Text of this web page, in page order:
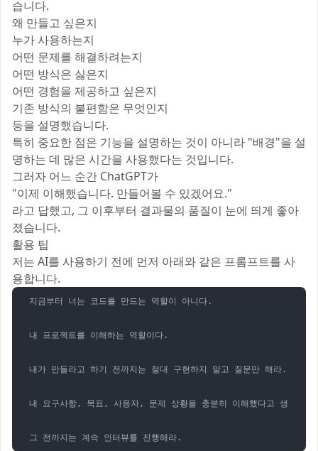
습니다.
왜 만들고 싶은지
누가 사용하는지
어떤 문제를 해결하려는지
어떤 방식은 싫은지
어떤 경험을 제공하고 싶은지
기존 방식의 불편함은 무엇인지
등을 설명했습니다.
특히 중요한 점은 기능을 설명하는 것이 아니라 "배경"을 설
명하는 데 많은 시간을 사용했다는 것입니다.
그러자 어느 순간 ChatGPT가
"이제 이해했습니다. 만들어볼 수 있겠어요."
라고 답했고, 그 이후부터 결과물의 품질이 눈에 띄게 좋아
졌습니다.
활용 팁
저는 AI를 사용하기 전에 먼저 아래와 같은 프롬프트를 사
용합니다.
지금부터 너는 코드를 만드는 역할이 아니다.
내 프로젝트를 이해하는 역할이다.
내가 만들라고 하기 전까지는 절대 구현하지 말고 질문만 해라.
내 요구사항, 목표, 사용자, 문제 상황을 충분히 이해했다고 생각되